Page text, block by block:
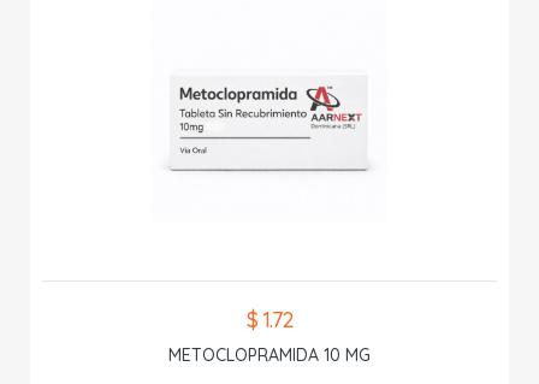
$ 1.72
METOCLOPRAMIDA 10 MG